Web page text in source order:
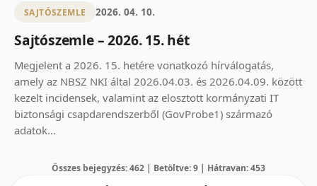
SAJTÓSZEMLE 2026. 04. 10.
Sajtószemle – 2026. 15. hét
Megjelent a 2026. 15. hetére vonatkozó hírválogatás,
amely az NBSZ NKI által 2026.04.03. és 2026.04.09. között
kezelt incidensek, valamint az elosztott kormányzati IT
biztonsági csapdarendszerből (GovProbe1) származó
adatok...
Összes bejegyzés: 462 | Betöltve: 9 | Hátravan: 453